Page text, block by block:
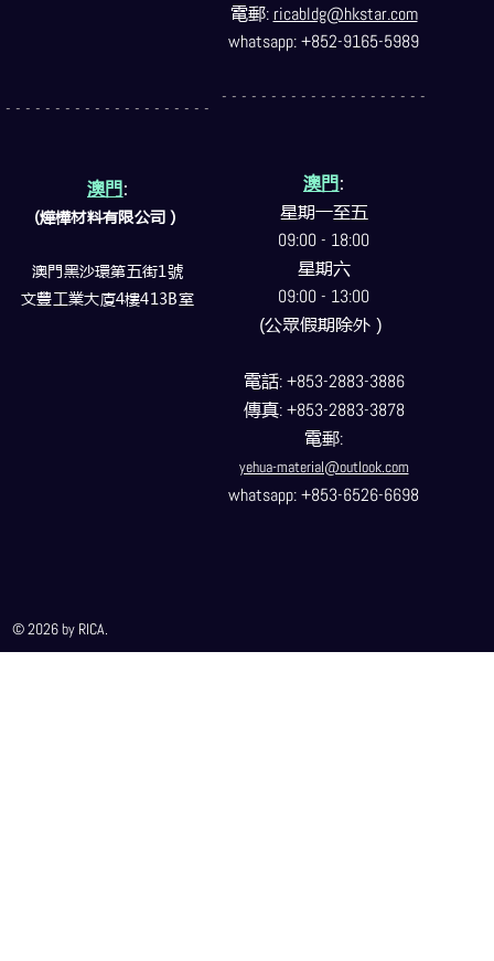
- - - - - - - - - - - - - - - - - - - - -
澳門:
(燁樺材料有限公司）
澳門黑沙環第五街1號
文豐工業大廈4樓413B室
電郵: ricabldg@hkstar.com
whatsapp: +852-9165-5989
- - - - - - - - - - - - - - - - - - - - -
澳門:
星期一至五
09:00 - 18:00
星期六
09:00 - 13:00
(公眾假期除外）
電話: +853-2883-3886
傳真: +853-2883-3878
電郵:
yehua-material@outlook.com
whatsapp: +853-6526-6698
© 2026 by RICA.